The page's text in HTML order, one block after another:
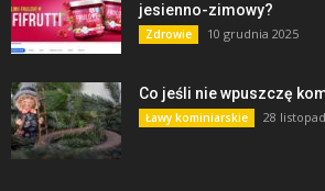
jesienno-zimowy?
Zdrowie 10 grudnia 2025
Co jeśli nie wpuszczę
Ławy kominiarskie 28